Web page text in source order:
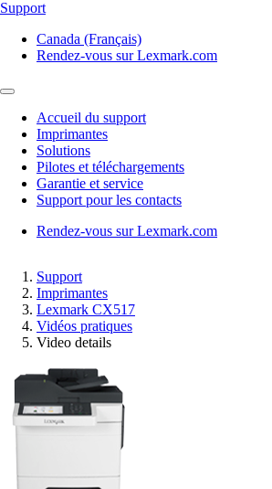
Support
Canada (Français)
Rendez-vous sur Lexmark.com
Accueil du support
Imprimantes
Solutions
Pilotes et téléchargements
Garantie et service
Support pour les contacts
Rendez-vous sur Lexmark.com
Support
Imprimantes
Lexmark CX517
Vidéos pratiques
Video details